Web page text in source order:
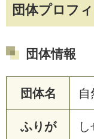
団体プロフ
団体情報
団体名 自
ふりが